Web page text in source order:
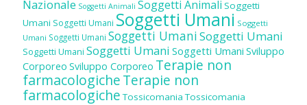
Nazionale Soggetti Animali Soggetti Animali Soggetti
Umani Soggetti Umani Soggetti Umani Soggetti
Umani Soggetti Umani Soggetti UmaniSoggetti Umani
Soggetti Umani Soggetti Umani Soggetti Umani Sviluppo
Corporeo Sviluppo Corporeo Terapie non
farmacologicheTerapie non
farmacologiche Tossicomania Tossicomania